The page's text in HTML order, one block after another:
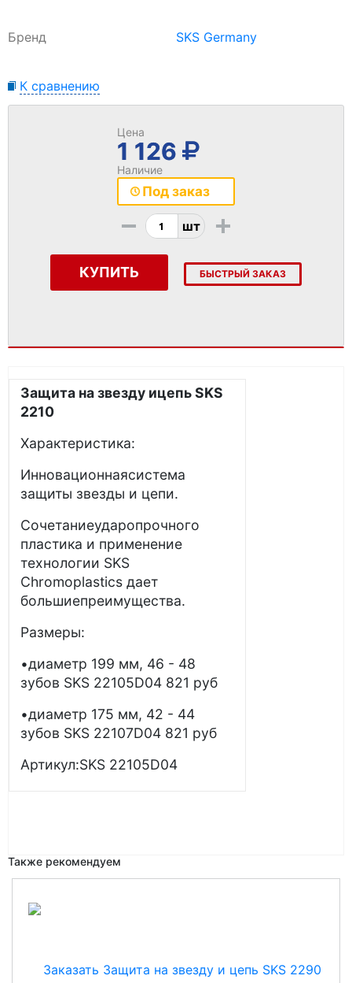
Бренд SKS Germany
К сравнению
Цена
1 126
Наличие
Под заказ
- шт +
КУПИТЬ БЫСТРЫЙ ЗАКАЗ
Защита на звезду ицепь SKS
2210
Характеристика:
Инновационнаясистема
защиты звезды и цепи.
Сочетаниеударопрочного
пластика и применение
технологии SKS
Chromoplastics дает
большиепреимущества.
Размеры:
•диаметр 199 мм, 46 - 48
зубов SKS 22105D04 821 руб
•диаметр 175 мм, 42 - 44
зубов SKS 22107D04 821 руб
Артикул:SKS 22105D04
Также рекомендуем